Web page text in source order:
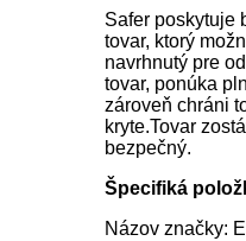
Safer poskytuje
tovar, ktorý
navrhnutý pre
tovar, ponúka
zároveň chráni
kryte.Tovar
bezpečný.
Špecifiká
Názov značky: